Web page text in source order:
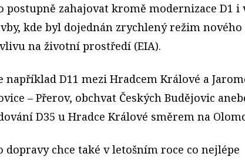
zahajovat kromě modernizace D1 i
kde byl dojednán zrychlený režim nového
na životní prostředí (EIA).
například D11 mezi Hradcem Králové a
– Přerov, obchvat Českých Budějovic
D35 u Hradce Králové směrem na
chce také v letošním roce co nejlépe